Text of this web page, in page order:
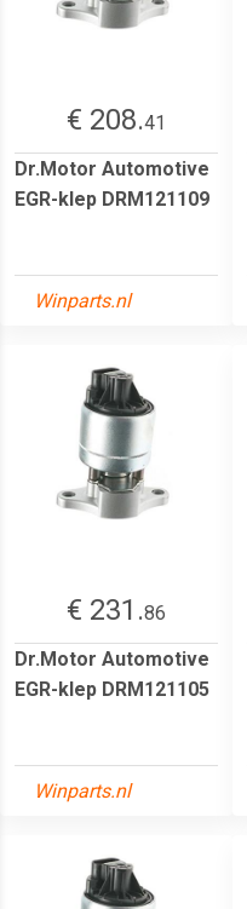
€ 208.41
Dr.Motor Automotive
EGR-klep DRM121109
Winparts.nl
€ 231.86
Dr.Motor Automotive
EGR-klep DRM121105
Winparts.nl